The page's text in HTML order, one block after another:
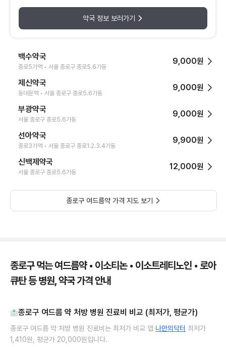
약국 정보 보러가기
백수약국
종로5가역 • 서울 종로구 종로5.6가동
9,000원
제신약국
동대문역 • 서울 종로구 종로5.6가동
9,000원
부광약국
서울 종로구 종로5.6가동
9,000원
선아약국
종로3가역 • 서울 종로구 종로1.2.3.4가동
9,900원
신백제약국
서울 종로구 종로5.6가동
12,000원
종로구 여드름약 가격 지도 보기
종로구 먹는 여드름약 • 이소티논 • 이소트레티노인 • 로아
큐탄 등 병원, 약국 가격 안내
종로구 여드름 약 처방 병원 진료비 비교 (최저가, 평균가)
종로구 여드름 약 처방 병원 진료비는 최저가 비교 앱 나만의닥터 최저가
1,410원, 평균가 20,000원입니다.